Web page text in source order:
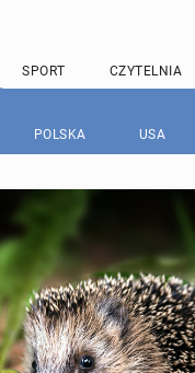
SPORT CZYTELNIA
POLSKA USA